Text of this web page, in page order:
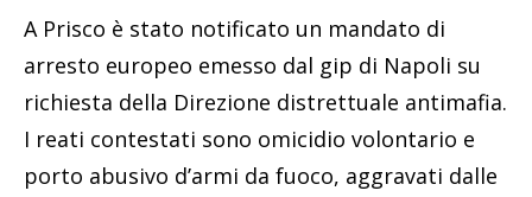
A Prisco è stato notificato un mandato di
arresto europeo emesso dal gip di Napoli su
richiesta della Direzione distrettuale antimafia.
I reati contestati sono omicidio volontario e
porto abusivo d’armi da fuoco, aggravati dalle